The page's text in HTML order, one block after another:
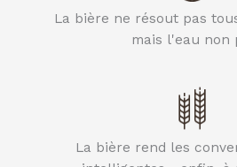
La bière ne résout pas
mais l'eau non
La bière rend les